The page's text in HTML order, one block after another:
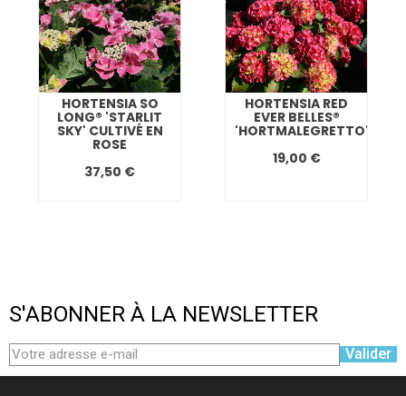
HORTENSIA SO
LONG® 'STARLIT
SKY' CULTIVÉ EN
ROSE
37,50 €
HORTENSIA RED
EVER BELLES®
'HORTMALEGRETTO'
19,00 €
S'ABONNER À LA NEWSLETTER
Valider